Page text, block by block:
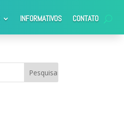
INFORMATIVOS CONTATO